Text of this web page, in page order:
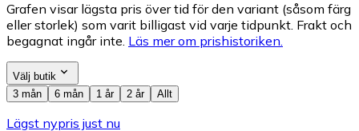
Grafen visar lägsta pris över tid för den variant (såsom färg
eller storlek) som varit billigast vid varje tidpunkt. Frakt och
begagnat ingår inte. Läs mer om prishistoriken.
Välj butik
3 mån
6 mån 1 år 2 år Allt
Lägst nypris just nu